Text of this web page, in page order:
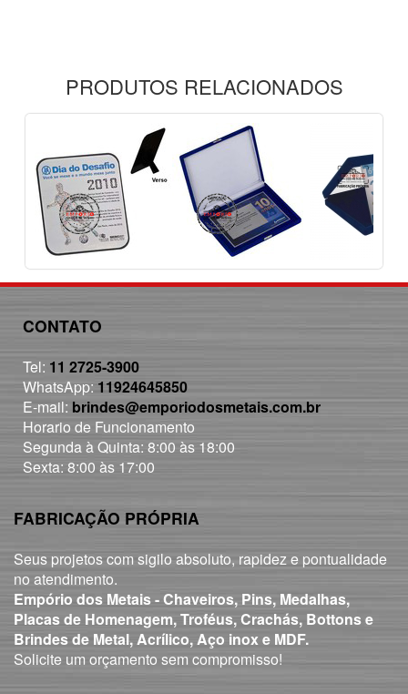
PRODUTOS RELACIONADOS
CONTATO
Tel: 11 2725-3900
WhatsApp: 11924645850
E-mail: brindes@emporiodosmetais.com.br
Horario de Funcionamento
Segunda à Quinta: 8:00 às 18:00
Sexta: 8:00 às 17:00
FABRICAÇÃO PRÓPRIA
Seus projetos com sigilo absoluto, rapidez e pontualidade
no atendimento.
Empório dos Metais - Chaveiros, Pins, Medalhas,
Placas de Homenagem, Troféus, Crachás, Bottons e
Brindes de Metal, Acrílico, Aço inox e MDF.
Solicite um orçamento sem compromisso!